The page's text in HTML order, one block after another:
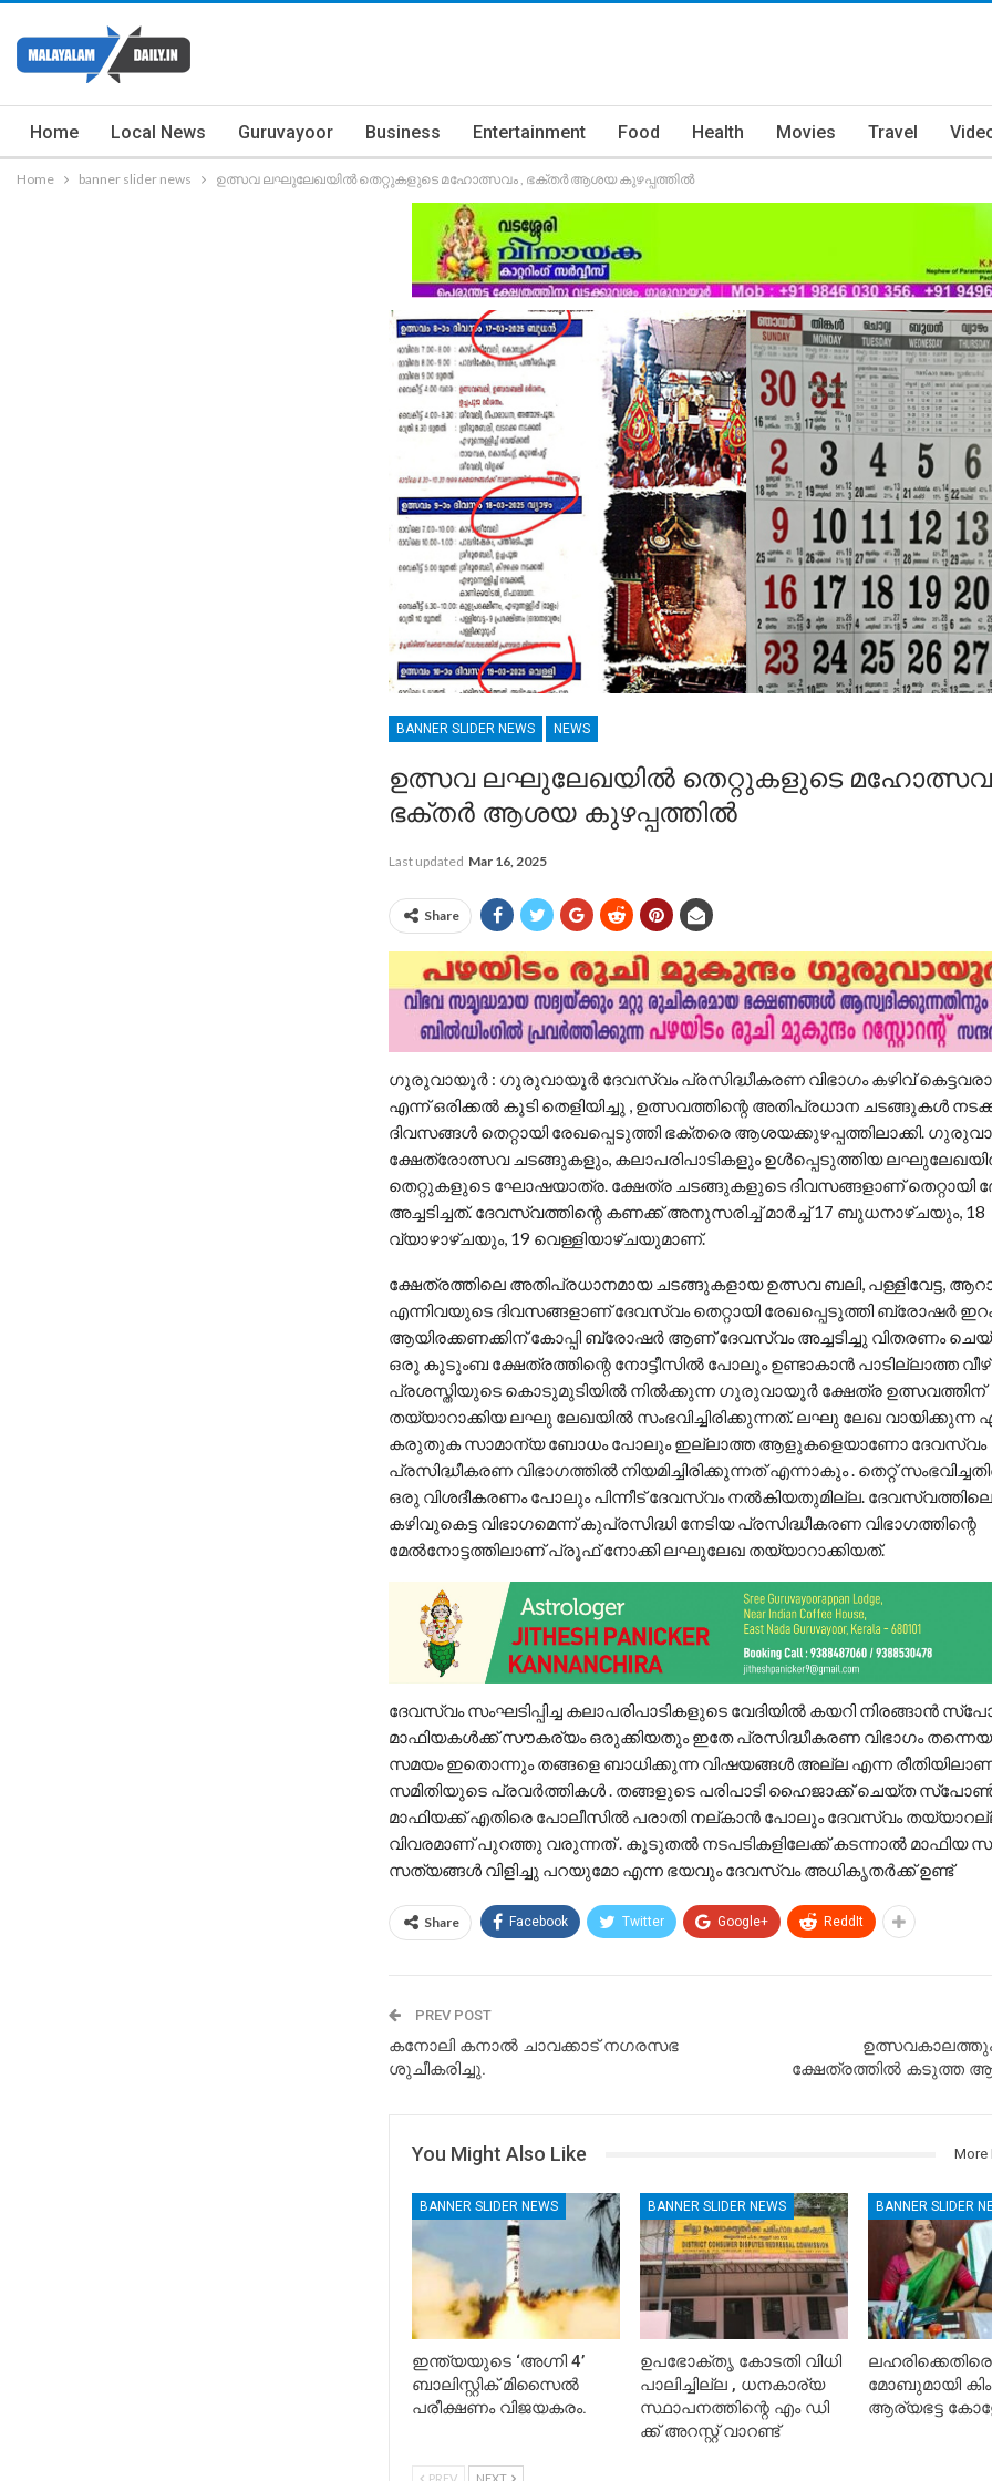
Home Local News Guruvayoor Business Entertainment Food Health Movies Travel
Home banner slider news ഉത്സവ ലഘുലേഖയിൽ തെറ്റുകളുടെ മഹോത്സവം , ഭക്തർ ആശയ കുഴപ്പത്തിൽ
BANNER SLIDER NEWS NEWS
ഉത്സവ ലഘുലേഖയിൽ തെറ്റുകളുടെ
ഭക്തർ ആശയ കുഴപ്പത്തിൽ
Last updated Mar 16, 2025
Share
ഗുരുവായൂര്‍ : ഗുരുവായൂർ ദേവസ്വം പ്രസിദ്ധീകരണ വിഭാഗം കഴിവ്
എന്ന് ഒരിക്കൽ കൂടി തെളിയിച്ചു , ഉത്സവത്തിന്റെ അതിപ്രധാന ചടങ്ങുകള്‍
ദിവസങ്ങള്‍ തെറ്റായി രേഖപ്പെടുത്തി ഭക്തരെ ആശയക്കുഴപ്പത്തിലാക്കി.
ക്ഷേത്രോത്സവ ചടങ്ങുകളും, കലാപരിപാടികളും ഉള്‍പ്പെടുത്തിയ
തെറ്റുകളുടെ ഘോഷയാത്ര. ക്ഷേത്ര ചടങ്ങുകളുടെ ദിവസങ്ങളാണ് തെറ്റായി
അച്ചടിച്ചത്. ദേവസ്വത്തിന്റെ കണക്ക് അനുസരിച്ച് മാര്‍ച്ച് 17 ബുധനാഴ്ചയും, 18
വ്യാഴാഴ്ചയും, 19 വെള്ളിയാഴ്ചയുമാണ്.
ക്ഷേത്രത്തിലെ അതിപ്രധാനമായ ചടങ്ങുകളായ ഉത്സവ ബലി, പള്ളിവേട്ട,
എന്നിവയുടെ ദിവസങ്ങളാണ് ദേവസ്വം തെറ്റായി രേഖപ്പെടുത്തി ബ്രോഷര്‍
ആയിരക്കണക്കിന് കോപ്പി ബ്രോഷർ ആണ് ദേവസ്വം അച്ചടിച്ചു വിതരണം
ഒരു കുടുംബ ക്ഷേത്രത്തിന്റെ നോട്ടീസിൽ പോലും ഉണ്ടാകാൻ പാടില്ലാത്ത
പ്രശസ്തിയുടെ കൊടുമുടിയിൽ നിൽക്കുന്ന ഗുരുവായൂർ ക്ഷേത്ര ഉത്സവത്തിന്
തയ്യാറാക്കിയ ലഘു ലേഖയിൽ സംഭവിച്ചിരിക്കുന്നത്. ലഘു ലേഖ വായിക്കുന്ന
കരുതുക സാമാന്യ ബോധം പോലും ഇല്ലാത്ത ആളുകളെയാണോ ദേവസ്വം
പ്രസിദ്ധീകരണ വിഭാഗത്തിൽ നിയമിച്ചിരിക്കുന്നത് എന്നാകും . തെറ്റ്
ഒരു വിശദീകരണം പോലും പിന്നീട് ദേവസ്വം നല്‍കിയതുമില്ല.
കഴിവുകെട്ട വിഭാഗമെന്ന് കുപ്രസിദ്ധി നേടിയ പ്രസിദ്ധീകരണ വിഭാഗത്തിന്റെ
മേല്‍നോട്ടത്തിലാണ് പ്രൂഫ് നോക്കി ലഘുലേഖ തയ്യാറാക്കിയത്.
ദേവസ്വം സംഘടിപ്പിച്ച കലാപരിപാടികളുടെ വേദിയില്‍ കയറി നിരങ്ങാന്‍
മാഫിയകൾക്ക് സൗകര്യം ഒരുക്കിയതും ഇതേ പ്രസിദ്ധീകരണ വിഭാഗം
സമയം ഇതൊന്നും തങ്ങളെ ബാധിക്കുന്ന വിഷയങ്ങൾ അല്ല എന്ന
സമിതിയുടെ പ്രവർത്തികൾ . തങ്ങളുടെ പരിപാടി ഹൈജാക്ക് ചെയ്ത
മാഫിയക്ക് എതിരെ പോലീസിൽ പരാതി നല്കാൻ പോലും ദേവസ്വം
വിവരമാണ് പുറത്തു വരുന്നത് . കൂടുതൽ നടപടികളിലേക്ക് കടന്നാൽ മാഫിയ
സത്യങ്ങൾ വിളിച്ചു പറയുമോ എന്ന ഭയവും ദേവസ്വം അധികൃതർക്ക് ഉണ്ട്
Share Facebook Twitter Google+ ReddIt
PREV POST
കനോലി കനാൽ ചാവക്കാട് നഗരസഭ
ശുചീകരിച്ചു.
ക്ഷേത്രത്തിൽ കടുത്ത
You Might Also Like More
BANNER SLIDER NEWS
ഇന്ത്യയുടെ ‘അഗ്നി 4’
ബാലിസ്റ്റിക് മിസൈൽ
പരീക്ഷണം വിജയകരം.
BANNER SLIDER NEWS
ഉപഭോക്തൃ കോടതി വിധി
പാലിച്ചില്ല , ധനകാര്യ
സ്ഥാപനത്തിന്റെ എം ഡി
ക്ക് അറസ്റ്റ് വാറണ്ട്
BANNER SLIDER
മോബുമായി
ആര്യഭട്ട
PREV NEXT